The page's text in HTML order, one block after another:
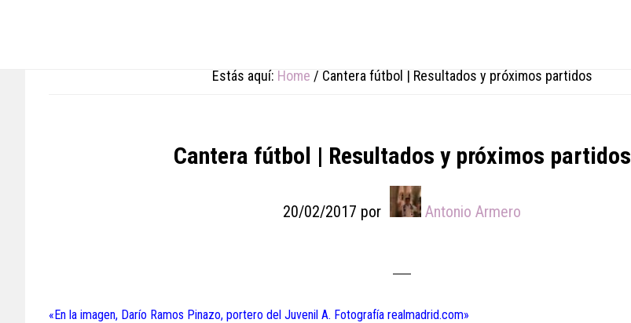
Estás aquí: Home / Cantera fútbol | Resultados y próximos partidos
Cantera fútbol | Resultados y próximos partidos
20/02/2017 por Antonio Armero
«En la imagen, Darío Ramos Pinazo, portero del Juvenil A. Fotografía realmadrid.com»